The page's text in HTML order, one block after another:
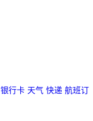
银行卡 天气 快递 航班订